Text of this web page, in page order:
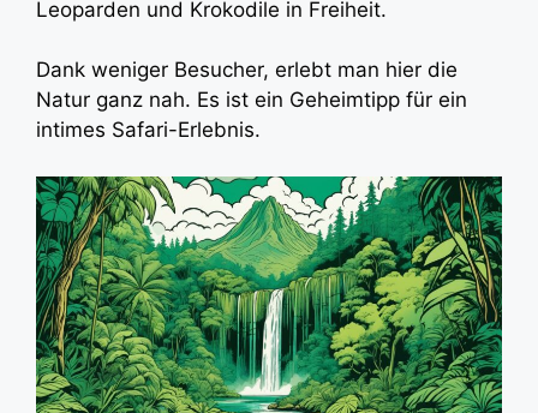
Leoparden und Krokodile in Freiheit.
Dank weniger Besucher, erlebt man hier die
Natur ganz nah. Es ist ein Geheimtipp für ein
intimes Safari-Erlebnis.